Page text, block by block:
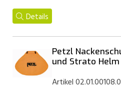
Details
Petzl
und Strato Helm
Artikel